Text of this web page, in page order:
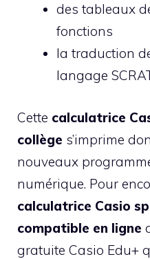
des tableaux
fonctions
la traduction
langage
Cette calculatrice
collège s’imprime
nouveaux
numérique. Pour
calculatrice Casio
compatible en ligne
gratuite Casio Edu+